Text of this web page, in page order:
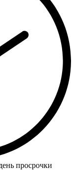
просрочки